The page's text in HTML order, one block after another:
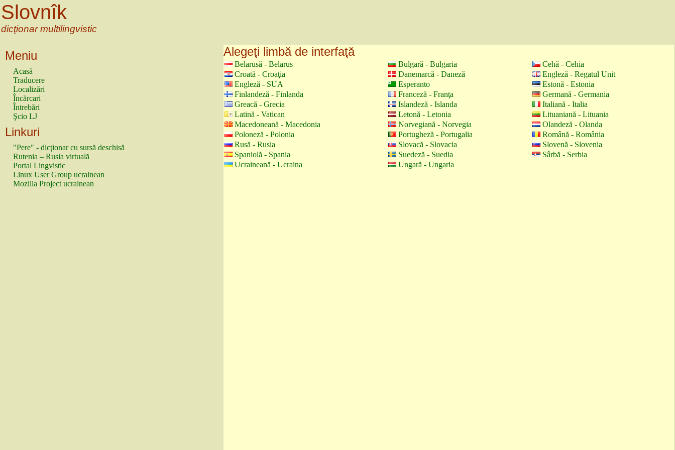
Slovnîk
dicţionar multilingvistic
Meniu
Acasă
Traducere
Localizări
Încărcari
Întrebări
Şcio LJ
Linkuri
"Pere" - dicţionar cu sursă deschisă
Rutenia – Rusia virtuală
Portal Lingvistic
Linux User Group ucrainean
Mozilla Project ucrainean
Alegeţi limbă de interfaţă
Belarusă - Belarus Bulgară - Bulgaria
Cehă - Cehia
Croată - Croaţia
Danemarcă - Daneză
Engleză - Regatul Unit
Engleză - SUA
Esperanto
Estonă - Estonia
Finlandeză - Finlanda
Franceză - Franţa
Germană - Germania
Greacă - Grecia
Islandeză - Islanda
Italiană - Italia
Latină - Vatican
Letonă - Letonia
Lituaniană - Lituania
Macedoneană - Macedonia
Norvegiană - Norvegia
Olandeză - Olanda
Poloneză - Polonia
Portugheză - Portugalia
Română - România
Rusă - Rusia
Slovacă - Slovacia
Slovenă - Slovenia
Spaniolă - Spania
Suedeză - Suedia
Sârbă - Serbia
Ucraineană - Ucraina
Ungară - Ungaria